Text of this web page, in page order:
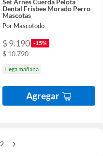
Set Árnes Cuerda Pelota
Dental Frisbee Morado Perro
Mascotas
Por Mascotodo
$ 9.190 -15%
$ 10.790
Llega mañana
Agregar
2